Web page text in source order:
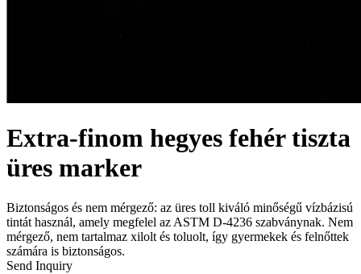
Extra-finom hegyes fehér tiszta
üres marker
Biztonságos és nem mérgező: az üres toll kiváló minőségű vízbázisú
tintát használ, amely megfelel az ASTM D-4236 szabványnak. Nem
mérgező, nem tartalmaz xilolt és toluolt, így gyermekek és felnőttek
számára is biztonságos.
Send Inquiry